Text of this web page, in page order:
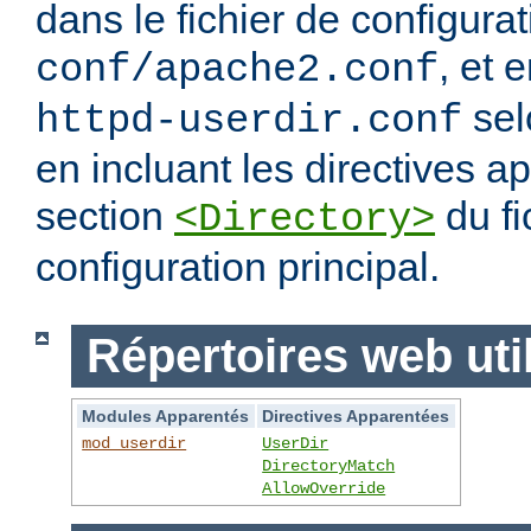
dans le fichier de
conf/apache2.conf, et
httpd-userdir.conf
en incluant les directives
section <Directory> du
configuration principal.
Répertoires web
Modules Apparentés
Directives Apparentées
mod_userdir
UserDir
DirectoryMatch
AllowOverride